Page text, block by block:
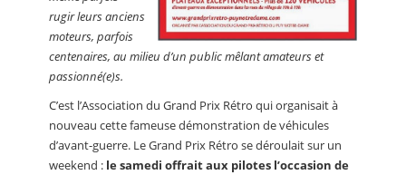
rugir leurs anciens
moteurs, parfois
centenaires, au milieu d’un public mêlant amateurs et
passionné(e)s.
C’est l’Association du Grand Prix Rétro qui organisait à
nouveau cette fameuse démonstration de véhicules
d’avant-guerre. Le Grand Prix Rétro se déroulait sur un
weekend : le samedi offrait aux pilotes l’occasion de